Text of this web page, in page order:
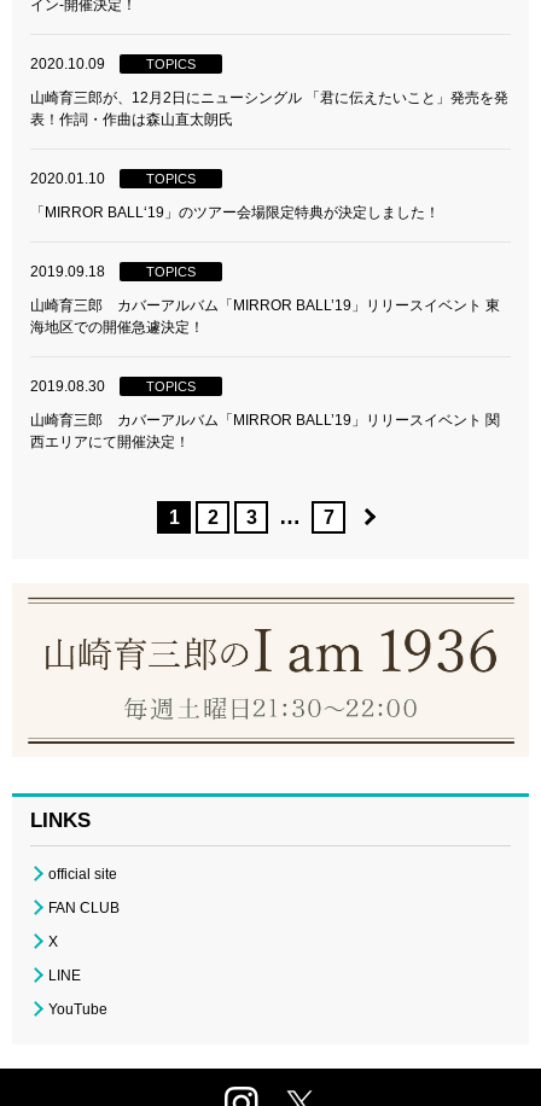
イン-開催決定！
2020.10.09 TOPICS
山崎育三郎が、12月2日にニューシングル 「君に伝えたいこと」発売を発
表！作詞・作曲は森山直太朗氏
2020.01.10 TOPICS
「MIRROR BALL‘19」のツアー会場限定特典が決定しました！
2019.09.18 TOPICS
山崎育三郎 カバーアルバム「MIRROR BALL’19」リリースイベント 東
海地区での開催急遽決定！
2019.08.30 TOPICS
山崎育三郎 カバーアルバム「MIRROR BALL’19」リリースイベント 関
西エリアにて開催決定！
1 2 3 … 7
LINKS
official site
FAN CLUB
X
LINE
YouTube